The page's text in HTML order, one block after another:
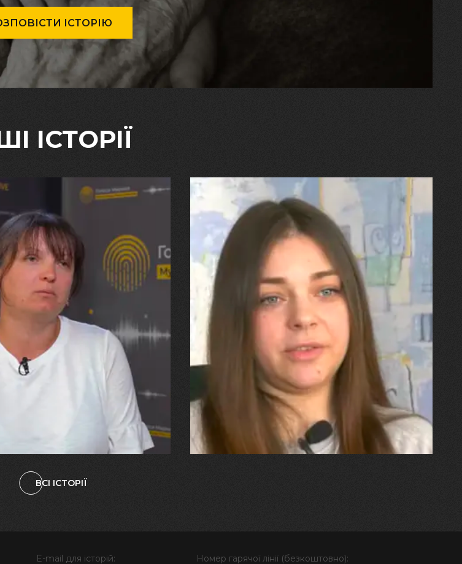
ІСТОРІЮ
ІСТОРІЇ
Аміна Харченко
втрати, ми не
тепер я бачу
чоловіка у
27.07.2026
"Я перенесла 11 операцій, та
плакала від фантомного
болю. Але маленька донька
бере за руку і змушує йти
далі"
ВСІ ІСТОРІЇ
E-mail для історій: Номер гарячої лінії (безкоштовно):